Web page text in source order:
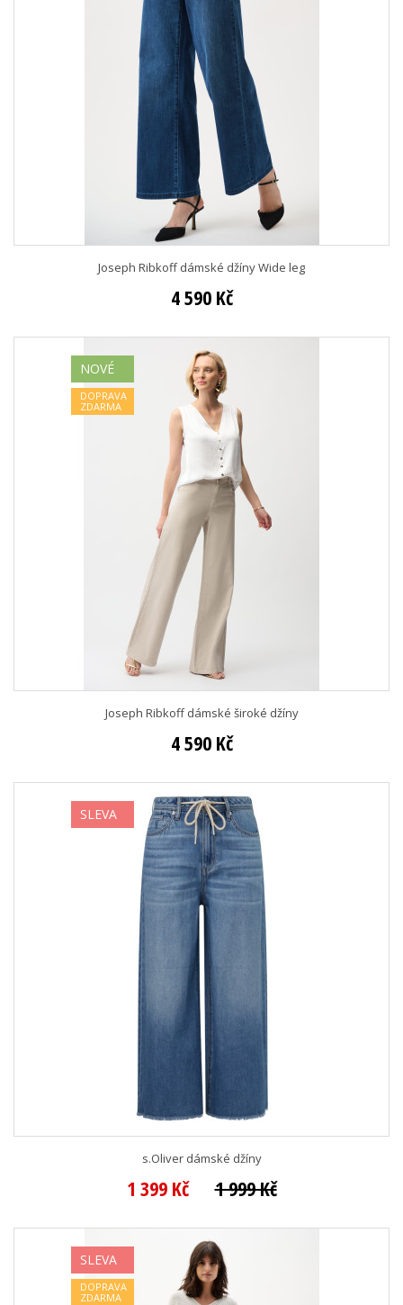
Joseph Ribkoff dámské džíny Wide leg
4 590 Kč
NOVÉ
DOPRAVA
ZDARMA
Joseph Ribkoff dámské široké džíny
4 590 Kč
SLEVA
s.Oliver dámské džíny
1 399 Kč 1 999 Kč
SLEVA
DOPRAVA
ZDARMA